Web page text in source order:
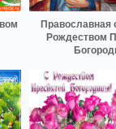
Православная
Рождеством